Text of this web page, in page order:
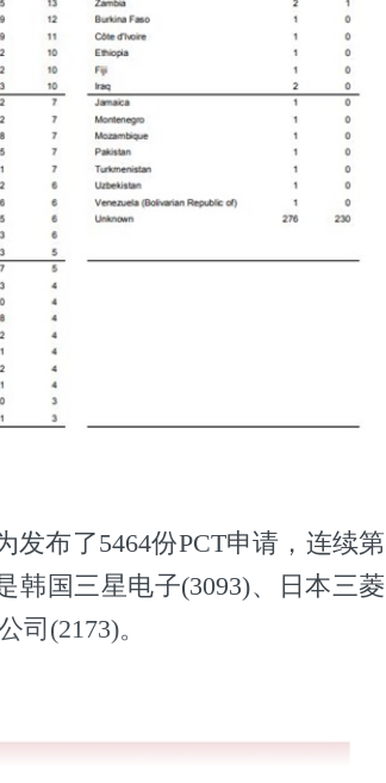
发布了5464份PCT申请，连续第
韩国三星电子(3093)、日本三菱
司(2173)。